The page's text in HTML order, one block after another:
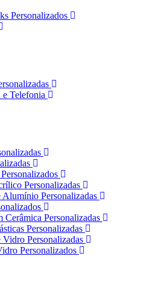
Personalizados
Telefonia
Personalizadas
Alumínio Personalizadas
Cerâmica Personalizadas
Personalizadas
Vidro Personalizadas
Personalizados